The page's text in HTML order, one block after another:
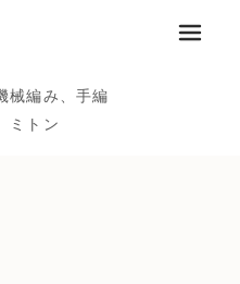
械編み、手編
ミトン
メニュ